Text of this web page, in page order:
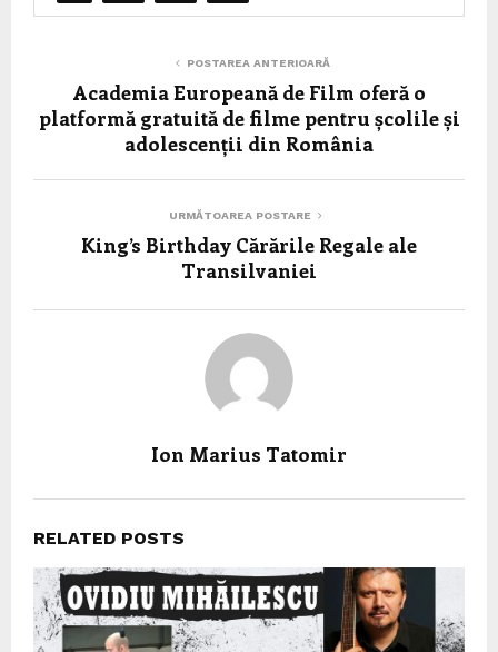
POSTAREA ANTERIOARĂ
Academia Europeană de Film oferă o
platformă gratuită de filme pentru școlile și
adolescenții din România
URMĂTOAREA POSTARE
King’s Birthday Cărările Regale ale
Transilvaniei
Ion Marius Tatomir
RELATED POSTS